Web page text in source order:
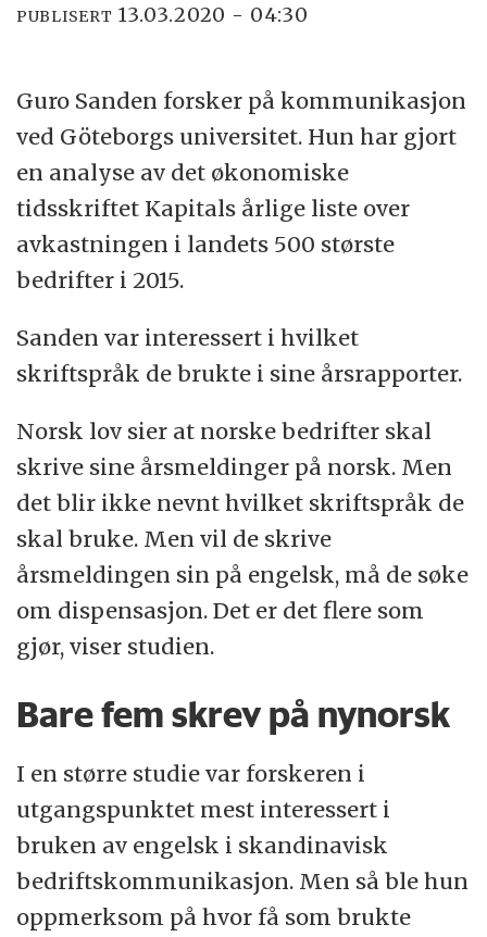
PUBLISERT 13.03.2020 - 04:30
Guro Sanden forsker på kommunikasjon
ved Göteborgs universitet. Hun har gjort
en analyse av det økonomiske
tidsskriftet Kapitals årlige liste over
avkastningen i landets 500 største
bedrifter i 2015.
Sanden var interessert i hvilket
skriftspråk de brukte i sine årsrapporter.
Norsk lov sier at norske bedrifter skal
skrive sine årsmeldinger på norsk. Men
det blir ikke nevnt hvilket skriftspråk de
skal bruke. Men vil de skrive
årsmeldingen sin på engelsk, må de søke
om dispensasjon. Det er det flere som
gjør, viser studien.
Bare fem skrev på nynorsk
I en større studie var forskeren i
utgangspunktet mest interessert i
bruken av engelsk i skandinavisk
bedriftskommunikasjon. Men så ble hun
oppmerksom på hvor få som brukte